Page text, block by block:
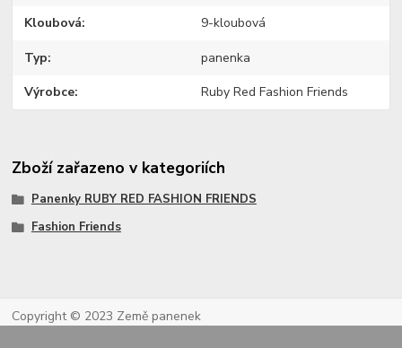
Kloubová 9-kloubová
Typ panenka
Výrobce Ruby Red Fashion Friends
Zboží zařazeno v kategoriích
Panenky RUBY RED FASHION FRIENDS
Fashion Friends
Copyright © 2023 Země panenek